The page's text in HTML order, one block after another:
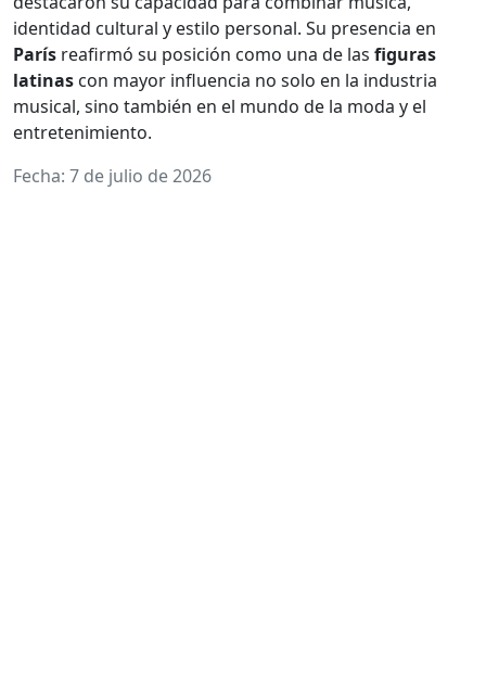
identidad cultural y estilo personal. Su presencia en
París reafirmó su posición como una de las figuras
latinas con mayor influencia no solo en la industria
musical, sino también en el mundo de la moda y el
entretenimiento.
Fecha: 7 de julio de 2026